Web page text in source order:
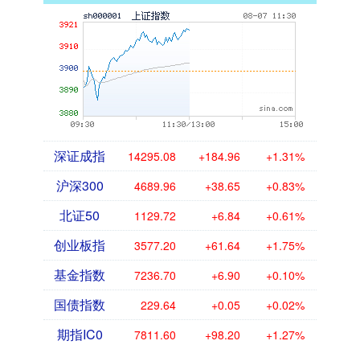
深证成指 14295.08 +184.96 +1.31%
沪深300 4689.96 +38.65 +0.83%
北证50 1129.72 +6.84 +0.61%
创业板指 3577.20 +61.64 +1.75%
基金指数 7236.70 +6.90 +0.10%
国债指数 229.64 +0.05 +0.02%
期指IC0 7811.60 +98.20 +1.27%